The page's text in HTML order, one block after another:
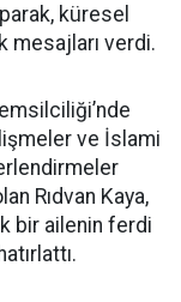
küresel
mesajları verdi.
ve İslami
Rıdvan Kaya,
bir ailenin ferdi